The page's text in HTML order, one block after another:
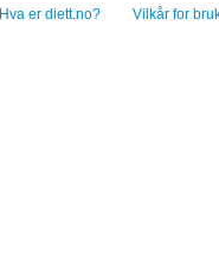
Hva er diett.no? Vilkår for